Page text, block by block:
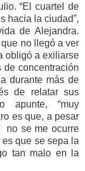
“El cuartel de
hacia la ciudad”,
de Alejandra.
no llegó a ver
obligó a exiliarse
de concentración
durante más de
de relatar sus
apunte, “muy
es que, a pesar
no se me ocurre
que se sepa la
tan malo en la